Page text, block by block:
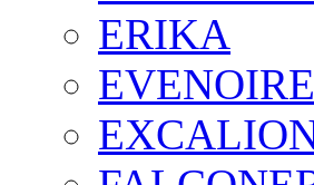
ERIKA
EVENOIRE